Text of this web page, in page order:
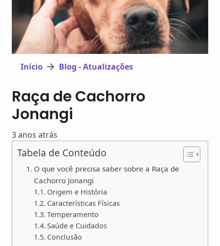
Início Blog - Atualizações
Raça de Cachorro
Jonangi
3 anos atrás
Tabela de Conteúdo
O que você precisa saber sobre a Raça de
Cachorro Jonangi
Origem e História
Características Físicas
Temperamento
Saúde e Cuidados
Conclusão